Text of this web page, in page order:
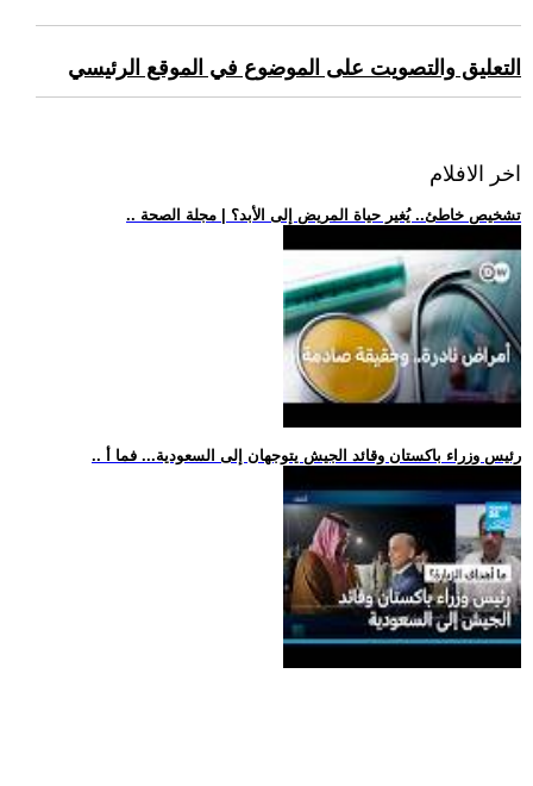
التعليق والتصويت على الموضوع في الموقع الرئيسي
اخر الافلام
.. تشخيص خاطئ.. يُغير حياة المريض إلى الأبد؟ | مجلة الصحة
.. رئيس وزراء باكستان وقائد الجيش يتوجهان إلى السعودية... فما أ